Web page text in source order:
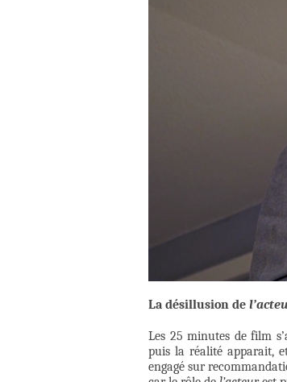
La désillusion de
Les 25 minutes de film
puis la réalité apparait,
engagé sur